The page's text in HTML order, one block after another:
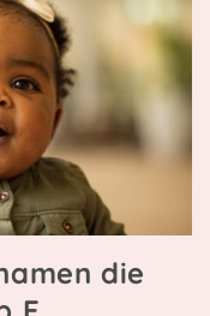
die